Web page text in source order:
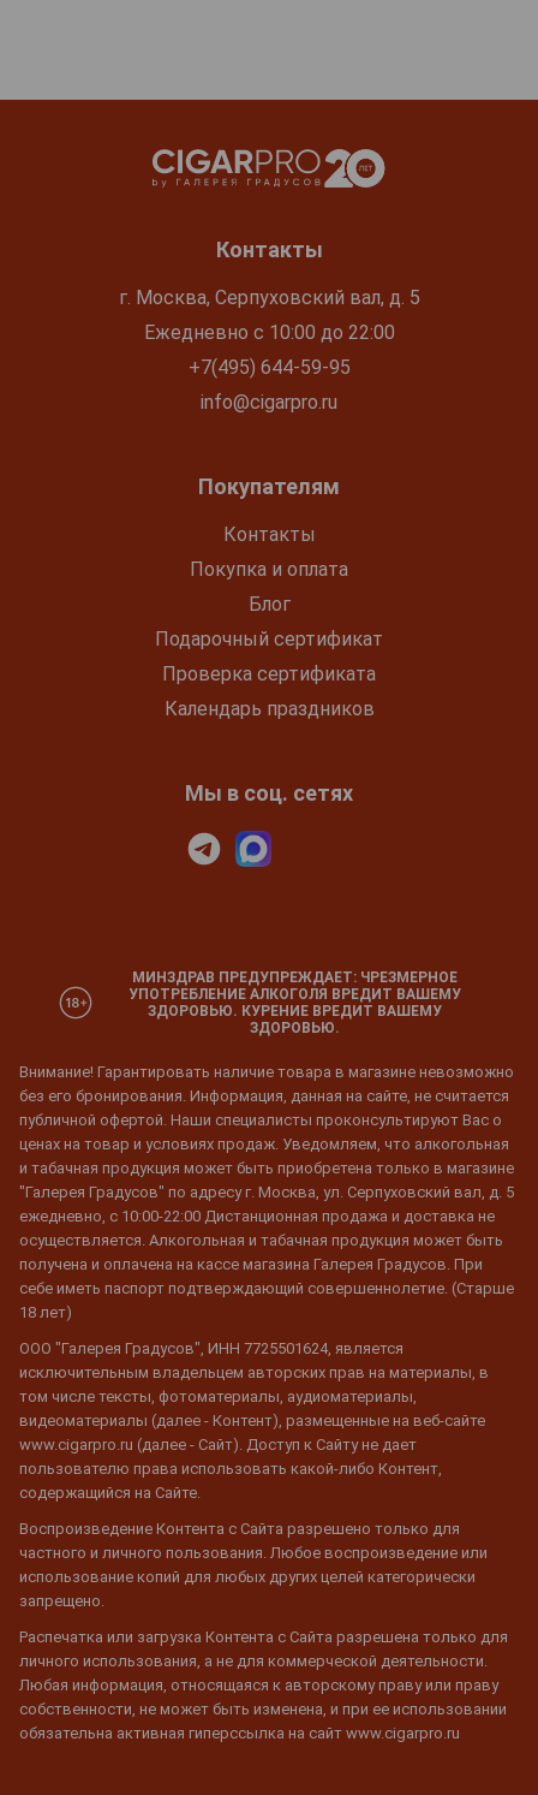
Контакты
г. Москва, Серпуховский вал, д. 5
Ежедневно с 10:00 до 22:00
+7(495) 644-59-95
info@cigarpro.ru
Покупателям
Контакты
Покупка и оплата
Блог
Подарочный сертификат
Проверка сертификата
Календарь праздников
Мы в соц. сетях
МИНЗДРАВ ПРЕДУПРЕЖДАЕТ: ЧРЕЗМЕРНОЕ
УПОТРЕБЛЕНИЕ АЛКОГОЛЯ ВРЕДИТ ВАШЕМУ
ЗДОРОВЬЮ. КУРЕНИЕ ВРЕДИТ ВАШЕМУ
ЗДОРОВЬЮ.
Внимание! Гарантировать наличие товара в магазине невозможно
без его бронирования. Информация, данная на сайте, не считается
публичной офертой. Наши специалисты проконсультируют Вас о
ценах на товар и условиях продаж. Уведомляем, что алкогольная
и табачная продукция может быть приобретена только в магазине
"Галерея Градусов" по адресу г. Москва, ул. Серпуховский вал, д. 5
ежедневно, с 10:00-22:00 Дистанционная продажа и доставка не
осуществляется. Алкогольная и табачная продукция может быть
получена и оплачена на кассе магазина Галерея Градусов. При
себе иметь паспорт подтверждающий совершеннолетие. (Старше
18 лет)
ООО "Галерея Градусов", ИНН 7725501624, является
исключительным владельцем авторских прав на материалы, в
том числе тексты, фотоматериалы, аудиоматериалы,
видеоматериалы (далее - Контент), размещенные на веб-сайте
www.cigarpro.ru (далее - Сайт). Доступ к Сайту не дает
пользователю права использовать какой-либо Контент,
содержащийся на Сайте.
Воспроизведение Контента с Сайта разрешено только для
частного и личного пользования. Любое воспроизведение или
использование копий для любых других целей категорически
запрещено.
Распечатка или загрузка Контента с Сайта разрешена только для
личного использования, а не для коммерческой деятельности.
Любая информация, относящаяся к авторскому праву или праву
собственности, не может быть изменена, и при ее использовании
обязательна активная гиперссылка на сайт www.cigarpro.ru